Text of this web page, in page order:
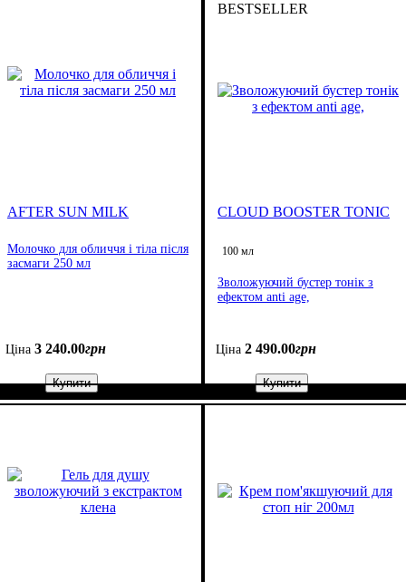
AFTER SUN MILK
Молочко для обличчя і тіла після
засмаги 250 мл
Ціна 3 240.00грн
Купити
BESTSELLER
CLOUD BOOSTER TONIC
100 мл
Зволожуючий бустер тонік з
ефектом anti age,
Ціна 2 490.00грн
Купити